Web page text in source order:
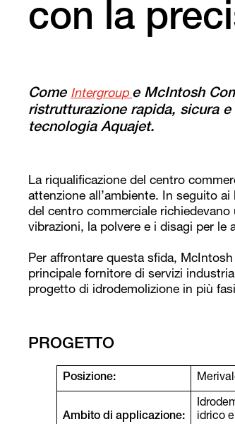
con la
Come Intergroup e McIntosh
ristrutturazione rapida, sicura
tecnologia Aquajet.
La riqualificazione del centro
attenzione all’ambiente. In seguito
del centro commerciale
vibrazioni, la polvere e i disagi per le
Per affrontare questa sfida,
principale fornitore di servizi
progetto di idrodemolizione in più
PROGETTO
Posizione:
Ambito di applicazione:
idrico